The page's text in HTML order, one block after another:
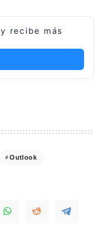
y recibe más
Outlook